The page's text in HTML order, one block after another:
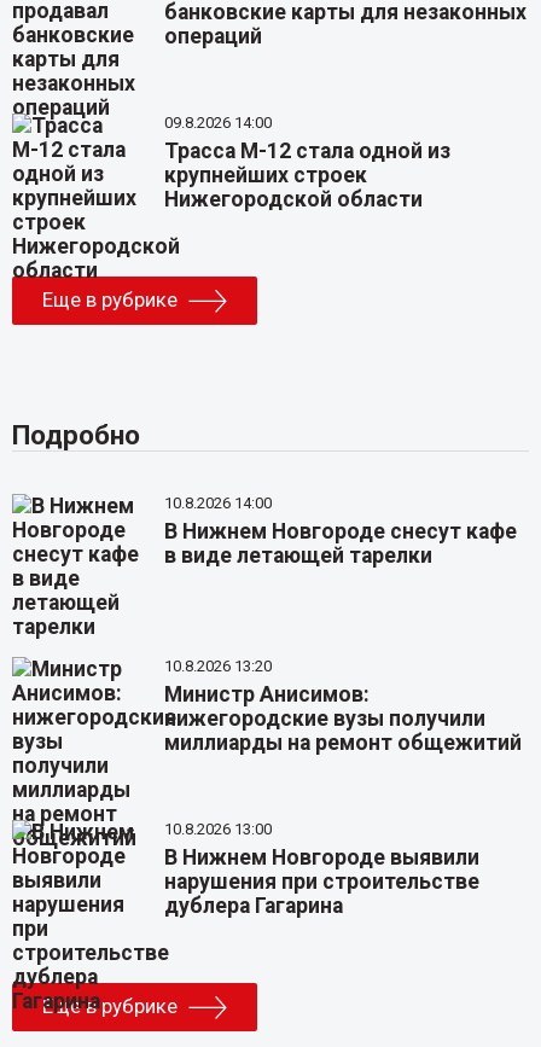
банковские карты для незаконных
операций
09.8.2026 14:00
Трасса М-12 стала одной из
крупнейших строек
Нижегородской области
Еще в рубрике
Подробно
10.8.2026 14:00
В Нижнем Новгороде снесут кафе
в виде летающей тарелки
10.8.2026 13:20
Министр Анисимов:
нижегородские вузы получили
миллиарды на ремонт общежитий
10.8.2026 13:00
В Нижнем Новгороде выявили
нарушения при строительстве
дублера Гагарина
Еще в рубрике